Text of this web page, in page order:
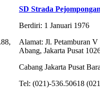
SD Strada
Berdiri: 1 Januari 1976
Alamat: Jl. Petamburan
Abang, Jakarta Pusat
Cabang Jakarta Pusat
Tel: (021)-536.50618